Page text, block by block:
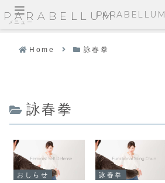
PARABELLUM
Home 詠春拳
詠春拳
おしらせ 詠春拳
メニュー
PARABELLUM